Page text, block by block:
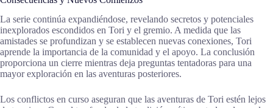
La serie continúa expandiéndose, revelando secretos y potenciales
inexplorados escondidos en Tori y el gremio. A medida que las
amistades se profundizan y se establecen nuevas conexiones, Tori
aprende la importancia de la comunidad y el apoyo. La conclusión
proporciona un cierre mientras deja preguntas tentadoras para una
mayor exploración en las aventuras posteriores.
Los conflictos en curso aseguran que las aventuras de Tori estén lejos